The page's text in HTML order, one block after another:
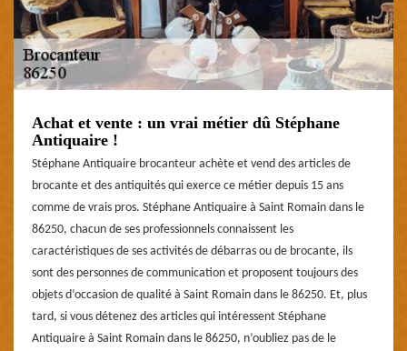
Achat et vente : un vrai métier dû Stéphane
Antiquaire !
Stéphane Antiquaire brocanteur achète et vend des articles de
brocante et des antiquités qui exerce ce métier depuis 15 ans
comme de vrais pros. Stéphane Antiquaire à Saint Romain dans le
86250, chacun de ses professionnels connaissent les
caractéristiques de ses activités de débarras ou de brocante, ils
sont des personnes de communication et proposent toujours des
objets d’occasion de qualité à Saint Romain dans le 86250. Et, plus
tard, si vous détenez des articles qui intéressent Stéphane
Antiquaire à Saint Romain dans le 86250, n’oubliez pas de le